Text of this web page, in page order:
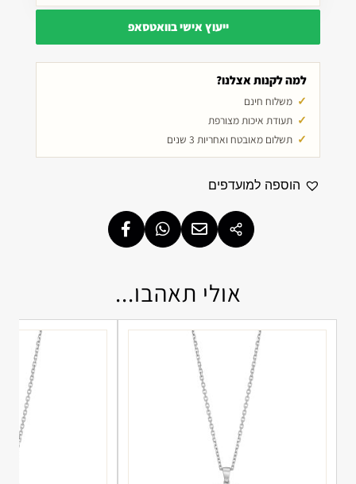
ייעוץ אישי בוואטסאפ
למה לקנות אצלנו?
משלוח חינם
תעודת איכות מצורפת
תשלום מאובטח ואחריות 3 שנים
הוספה למועדפים
אולי תאהבו...